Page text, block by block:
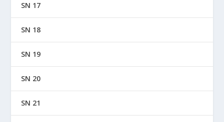
SN 17
SN 18
SN 19
SN 20
SN 21